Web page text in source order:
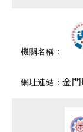
金門